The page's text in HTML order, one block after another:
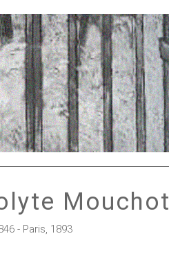
Mouchot
- Paris, 1893